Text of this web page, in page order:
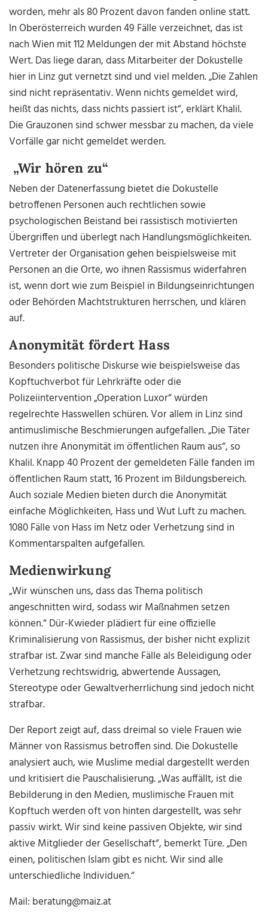
worden, mehr als 80 Prozent davon fanden online statt.
In Oberösterreich wurden 49 Fälle verzeichnet, das ist
nach Wien mit 112 Meldungen der mit Abstand höchste
Wert. Das liege daran, dass Mitarbeiter der Dokustelle
hier in Linz gut vernetzt sind und viel melden. „Die Zahlen
sind nicht repräsentativ. Wenn nichts gemeldet wird,
heißt das nichts, dass nichts passiert ist“, erklärt Khalil.
Die Grauzonen sind schwer messbar zu machen, da viele
Vorfälle gar nicht gemeldet werden.
„Wir hören zu“
Neben der Datenerfassung bietet die Dokustelle
betroffenen Personen auch rechtlichen sowie
psychologischen Beistand bei rassistisch motivierten
Übergriffen und überlegt nach Handlungsmöglichkeiten.
Vertreter der Organisation gehen beispielsweise mit
Personen an die Orte, wo ihnen Rassismus widerfahren
ist, wenn dort wie zum Beispiel in Bildungseinrichtungen
oder Behörden Machtstrukturen herrschen, und klären
auf.
Anonymität fördert Hass
Besonders politische Diskurse wie beispielsweise das
Kopftuchverbot für Lehrkräfte oder die
Polizeiintervention „Operation Luxor“ würden
regelrechte Hasswellen schüren. Vor allem in Linz sind
antimuslimische Beschmierungen aufgefallen. „Die Täter
nutzen ihre Anonymität im öffentlichen Raum aus“, so
Khalil. Knapp 40 Prozent der gemeldeten Fälle fanden im
öffentlichen Raum statt, 16 Prozent im Bildungsbereich.
Auch soziale Medien bieten durch die Anonymität
einfache Möglichkeiten, Hass und Wut Luft zu machen.
1080 Fälle von Hass im Netz oder Verhetzung sind in
Kommentarspalten aufgefallen.
Medienwirkung
„Wir wünschen uns, dass das Thema politisch
angeschnitten wird, sodass wir Maßnahmen setzen
können.“ Dür-Kwieder plädiert für eine offizielle
Kriminalisierung von Rassismus, der bisher nicht explizit
strafbar ist. Zwar sind manche Fälle als Beleidigung oder
Verhetzung rechtswidrig, abwertende Aussagen,
Stereotype oder Gewaltverherrlichung sind jedoch nicht
strafbar.
Der Report zeigt auf, dass dreimal so viele Frauen wie
Männer von Rassismus betroffen sind. Die Dokustelle
analysiert auch, wie Muslime medial dargestellt werden
und kritisiert die Pauschalisierung. „Was auffällt, ist die
Bebilderung in den Medien, muslimische Frauen mit
Kopftuch werden oft von hinten dargestellt, was sehr
passiv wirkt. Wir sind keine passiven Objekte, wir sind
aktive Mitglieder der Gesellschaft“, bemerkt Türe. „Den
einen, politischen Islam gibt es nicht. Wir sind alle
unterschiedliche Individuen.“
Mail: beratung@maiz.at